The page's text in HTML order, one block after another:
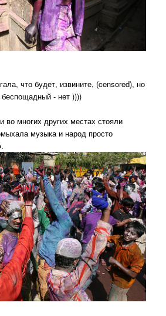
что будет, извините, (censored), но
- нет ))))
во многих других местах стояли
музыка и народ просто